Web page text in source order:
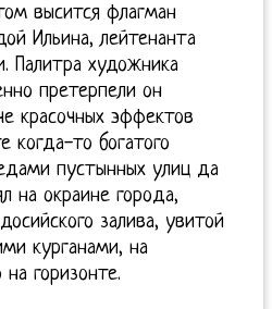
высится флагман
Ильина, лейтенанта
Палитра художника
претерпели он
красочных эффектов
то богатого
пустынных улиц да
на окраине города,
залива, увитой
курганами, на
горизонте.